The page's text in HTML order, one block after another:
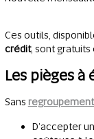
Ces outils,
crédit, sont gratuits
Les pièges
Sans
D’accepter